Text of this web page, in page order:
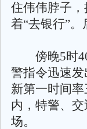
住伟伟脖子
着“去银行”
傍晚5时40
警指令迅速
新第一时间
内，特警、
场。